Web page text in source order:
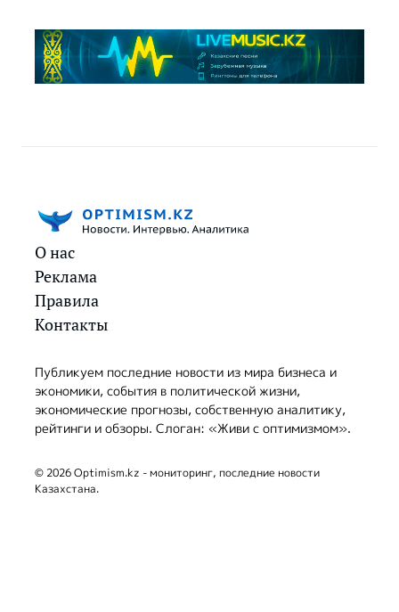
О нас
Реклама
Правила
Контакты
Публикуем последние новости из мира бизнеса и
экономики, события в политической жизни,
экономические прогнозы, собственную аналитику,
рейтинги и обзоры. Слоган: «Живи с оптимизмом».
© 2026 Optimism.kz - мониторинг, последние новости
Казахстана.